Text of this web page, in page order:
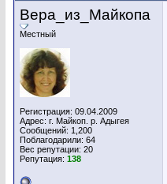
Вера_из_Майкопа
Местный
Регистрация: 09.04.2009
Адрес: г. Майкоп. р. Адыгея
Сообщений: 1,200
Поблагодарили: 64
Вес репутации: 20
Репутация: 138